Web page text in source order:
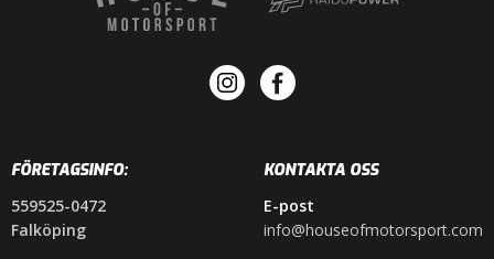
FÖRETAGSINFO:
559525-0472
Falköping
KONTAKTA OSS
E-post
info@houseofmotorsport.com